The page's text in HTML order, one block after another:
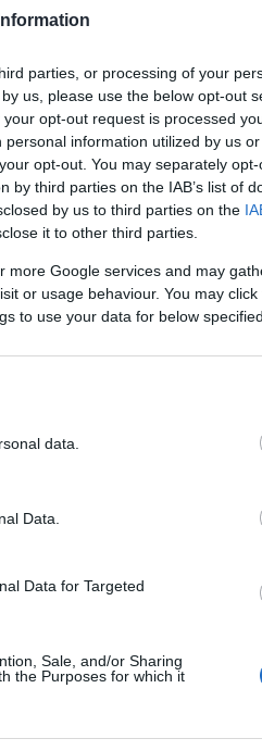
parties, or processing of your
us, please use the below opt-out
opt-out request is processed
information utilized by us
opt-out. You may separately
third parties on the IAB’s list of
by us to third parties on the
it to other third parties.
more Google services and may
or usage behaviour. You may
to use your data for below
data.
Data.
Data for Targeted
Sale, and/or Sharing
the Purposes for which it